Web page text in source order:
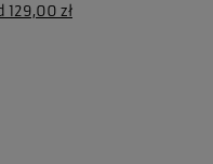
129,00 zł